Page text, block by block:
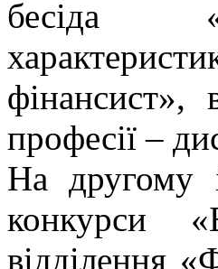
бесіда
фінансист»,
професії –
На другому
конкурси
відділення